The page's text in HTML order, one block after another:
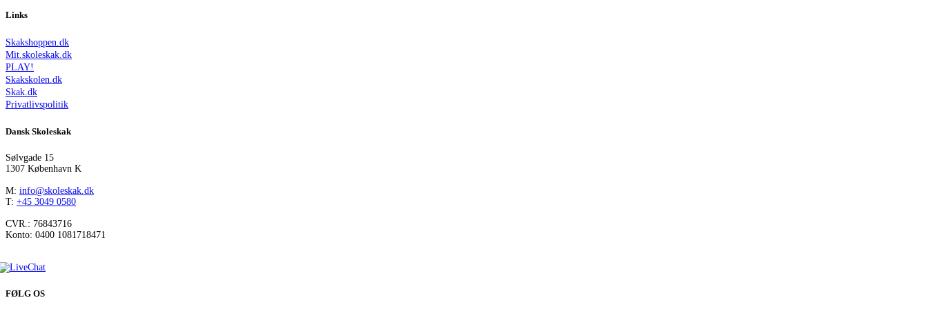
Links
Skakshoppen.dk
Mit.skoleskak.dk
PLAY!
Skakskolen.dk
Skak.dk
Privatlivspolitik
Dansk Skoleskak
Sølvgade 15
1307 København K
M: info@skoleskak.dk
T: +45 3049 0580
CVR.: 76843716
Konto: 0400 1081718471
FØLG OS